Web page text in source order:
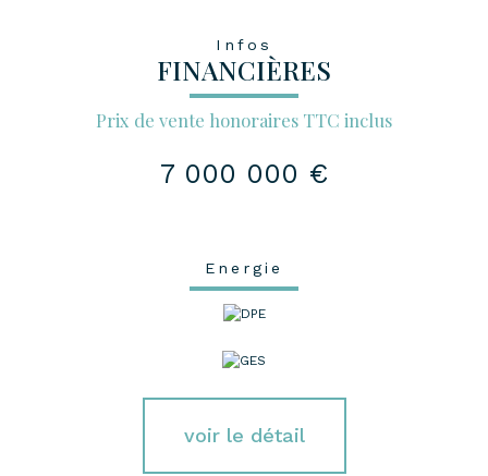
Infos
FINANCIÈRES
Prix de vente honoraires TTC inclus
7 000 000 €
Energie
voir le détail